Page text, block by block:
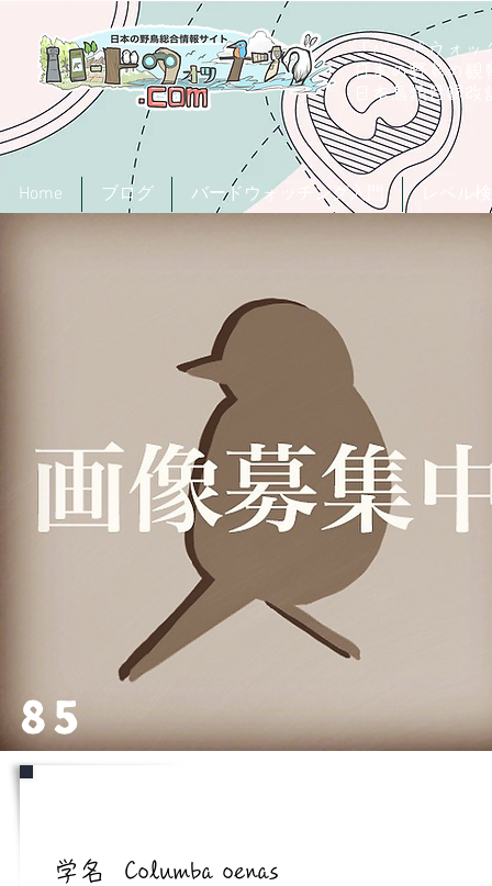
「バードウォッ
日本の野鳥の観
日本鳥類目録
Home ブログ バードウォッチング入門
85
学名 Columba oenas